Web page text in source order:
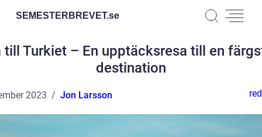
SEMESTERBREVET.se
till Turkiet – En upptäcksresa till en
destination
2023 Jon Larsson